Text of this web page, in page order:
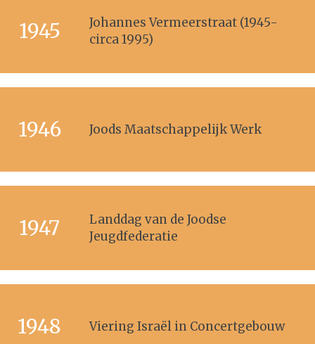
1945
Johannes Vermeerstraat (1945-
circa 1995)
1946 Joods Maatschappelijk Werk
1947
Landdag van de Joodse
Jeugdfederatie
1948 Viering Israël in Concertgebouw